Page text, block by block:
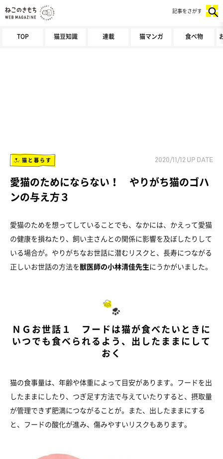
TOP 猫豆知識 連載 猫マンガ 食べ物
記事をさがす
猫と暮らす 2020/11/12 UP DATE
愛猫のためにならない！ やりがち猫のゴハ
ンの与え方３
愛猫のためを想ってしていることでも、なかには、かえって愛猫
の健康を損ねたり、飼い主さんとの関係に影響を及ぼしたりして
いる場合が。やりがちなお世話に潜むリスクと、長寿につながる
正しいお世話の方法を獣医師の小林清佳先生にうかがいました。
ＮＧお世話１ フードは猫が食べたいときに
いつでも食べられるよう、出したままにして
おく
猫の食事量は、年齢や体重によって目安があります。フードを出
したままにしたり、つぎ足す方法で与えていたりすると、摂取量
が管理できず肥満につながることが。また、出したままにする
と、フードの酸化が進み、傷みやすいリスクもあります。